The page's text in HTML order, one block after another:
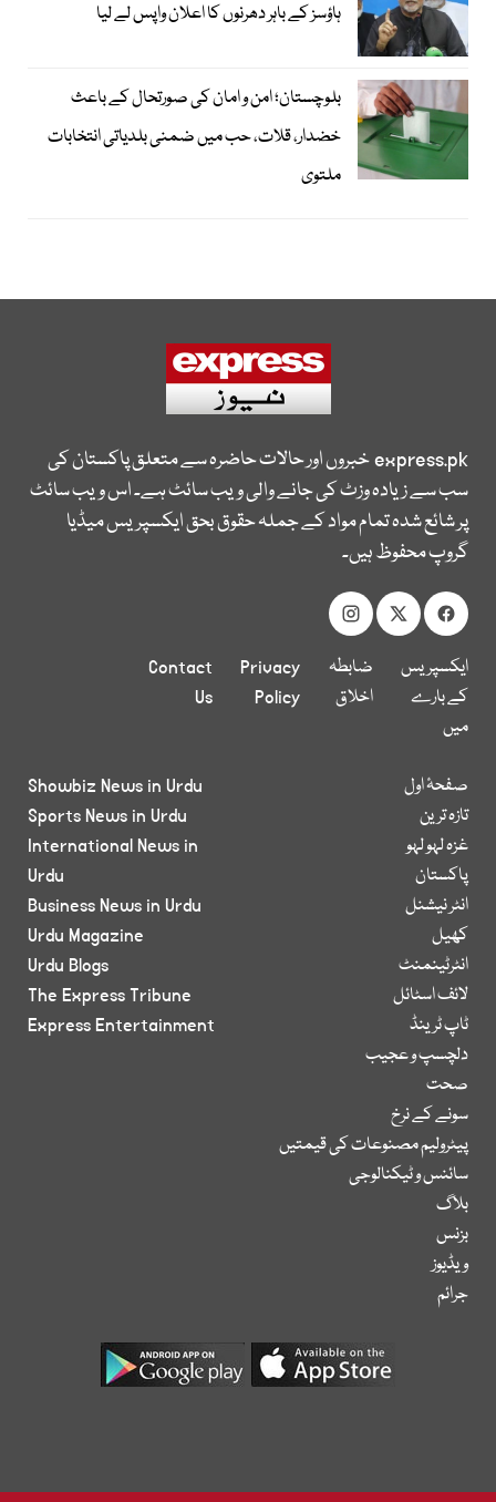
ہاؤسز کے باہر دھرنوں کا اعلان واپس لے لیا
بلوچستان؛ امن و امان کی صورتحال کے باعث
خضدار، قلات، حب میں ضمنی بلدیاتی انتخابات
ملتوی
express.pkخبروں اور حالات حاضرہ سے متعلق پاکستان کی
سب سے زیادہ وزٹ کی جانے والی ویب سائٹ ہے۔ اس ویب سائٹ
پر شائع شدہ تمام مواد کے جملہ حقوق بحق ایکسپریس میڈیا
گروپ محفوظ ہیں۔
ایکسپریس
کے بارے
میں
ضابطہ
اخلاق
Privacy
Policy
Contact
Us
صفحۂ اول
تازہ ترین
غزہ لہو لہو
پاکستان
انٹر نیشنل
کھیل
انٹرٹینمنٹ
لائف اسٹائل
ٹاپ ٹرینڈ
دلچسپ و عجیب
صحت
سونے کے نرخ
پیٹرولیم مصنوعات کی قیمتیں
سائنس و ٹیکنالوجی
بلاگ
بزنس
ویڈیوز
جرائم
Showbiz News in Urdu
Sports News in Urdu
International News in
Urdu
Business News in Urdu
Urdu Magazine
Urdu Blogs
The Express Tribune
Express Entertainment